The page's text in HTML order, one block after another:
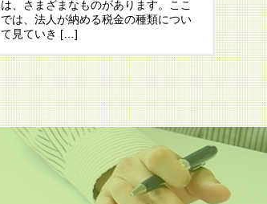
は、さまざまなものがあります。ここ
では、法人が納める税金の種類につい
て見ていき […]